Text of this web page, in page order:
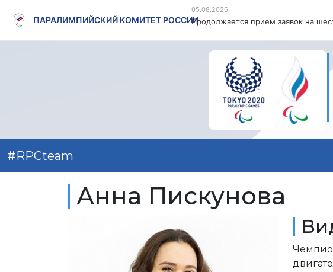
ПАРАЛИМПИЙСКИЙ КОМИТЕТ РОССИИ
05.08.2026
Продолжается прием заявок на
#RPCteam
Анна Пискунова